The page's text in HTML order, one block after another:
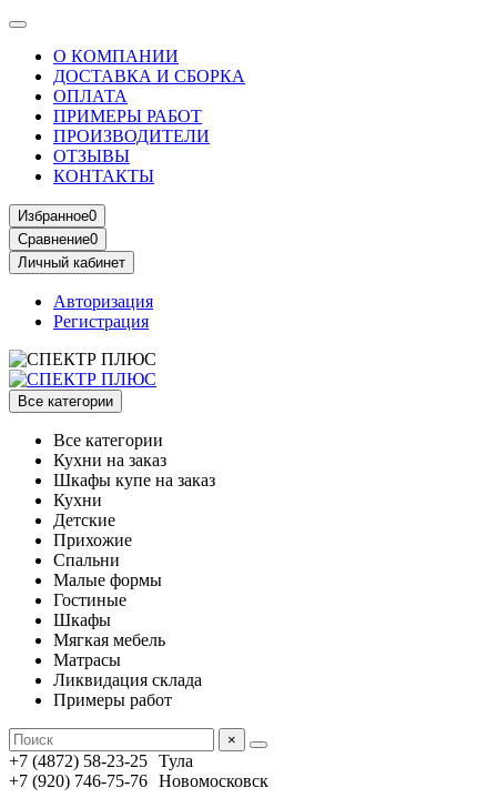
О КОМПАНИИ
ДОСТАВКА И СБОРКА
ОПЛАТА
ПРИМЕРЫ РАБОТ
ПРОИЗВОДИТЕЛИ
ОТЗЫВЫ
КОНТАКТЫ
Избранное0
Сравнение0
Личный кабинет
Авторизация
Регистрация
Все категории
Все категории
Кухни на заказ
Шкафы купе на заказ
Кухни
Детские
Прихожие
Спальни
Малые формы
Гостиные
Шкафы
Мягкая мебель
Матрасы
Ликвидация склада
Примеры работ
×
+7 (4872) 58-23-25 Тула
+7 (920) 746-75-76 Новомосковск